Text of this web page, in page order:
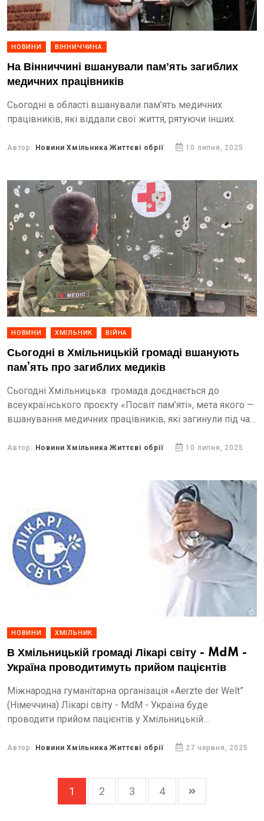
НОВИНИ ВІННИЧЧИНА
На Вінниччині вшанували памʼять загиблих
медичних працівників
Сьогодні в області вшанували пам’ять медичних
працівників, які віддали свої життя, рятуючи інших.
Автор: Новини Хмільника Життєві обрії 10 липня, 2025
НОВИНИ ХМІЛЬНИК ВІЙНА
Сьогодні в Хмільницькій громаді вшанують
пам’ять про загиблих медиків
Сьогодні Хмільницька громада доєднається до
всеукраїнського проєкту «Посвіт пам’яті», мета якого —
вшанування медичних працівників, які загинули під час
агресії російської федерації.
Автор: Новини Хмільника Життєві обрії 10 липня, 2025
НОВИНИ ХМІЛЬНИК
В Хмільницькій громаді Лікарі світу - MdM -
Україна проводитимуть прийом пацієнтів
Міжнародна гуманітарна організація «Aerzte der Welt”
(Німеччина) Лікарі світу - MdM - Україна буде
проводити прийом пацієнтів у Хмільницькій
2025 року .
Автор: Новини Хмільника Життєві обрії 27 червня, 2025
1 2 3 4